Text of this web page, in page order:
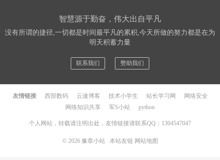
智慧源于勤奋，伟大出自平凡
没有所谓的捷径,一切都是时间最平凡的累积,今天所做的努力都是在为
明天积蓄力量
联系我们 赞助我们
友情链接 西部数码 云速博客 技术小学生 站长学习网
网络安全
网络知识共享
军S小站 python
个人网站，转载请注明出处，友情链接请联系QQ：1304547047
© 2026 豫章小站 本站友链 网站地图